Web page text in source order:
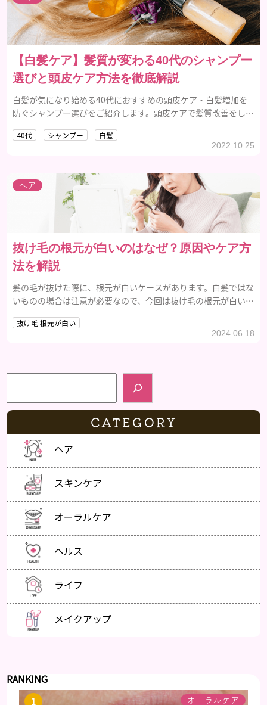
【白髪ケア】髪質が変わる40代のシャンプー
選びと頭皮ケア方法を徹底解説
白髪が気になり始める40代におすすめの頭皮ケア・白髪増加を
防ぐシャンプー選びをご紹介します。頭皮ケアで髪質改善をして
40代 シャンプー 白髪
2022.10.25
ヘア
抜け毛の根元が白いのはなぜ？原因やケア方
法を解説
髪の毛が抜けた際に、根元が白いケースがあります。白髪ではな
いものの場合は注意が必要なので、今回は抜け毛の根元が白い原
抜け毛 根元が白い
2024.06.18
検索
CATEGORY
ヘア
スキンケア
オーラルケア
ヘルス
ライフ
メイクアップ
RANKING
オーラルケア